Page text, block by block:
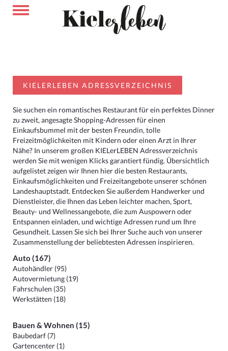
KIELERLEBEN ADRESSVERZEICHNIS
Sie suchen ein romantisches Restaurant für ein perfektes Dinner
zu zweit, angesagte Shopping-Adressen für einen
Einkaufsbummel mit der besten Freundin, tolle
Freizeitmöglichkeiten mit Kindern oder einen Arzt in Ihrer
Nähe? In unserem großen KIELerLEBEN Adressverzeichnis
werden Sie mit wenigen Klicks garantiert fündig. Übersichtlich
aufgelistet zeigen wir Ihnen hier die besten Restaurants,
Einkaufsmöglichkeiten und Freizeitangebote unserer schönen
Landeshauptstadt. Entdecken Sie außerdem Handwerker und
Dienstleister, die Ihnen das Leben leichter machen, Sport,
Beauty- und Wellnessangebote, die zum Auspowern oder
Entspannen einladen, und wichtige Adressen rund um Ihre
Gesundheit. Lassen Sie sich bei Ihrer Suche auch von unserer
Zusammenstellung der beliebtesten Adressen inspirieren.
Auto (167)
Autohändler (95)
Autovermietung (19)
Fahrschulen (35)
Werkstätten (18)
Bauen & Wohnen (15)
Baubedarf (7)
Gartencenter (1)